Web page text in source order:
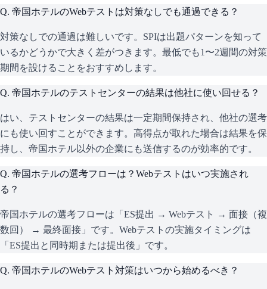
Q. 帝国ホテルのWebテストは対策なしでも通過できる？
対策なしでの通過は難しいです。SPIは出題パターンを知って
いるかどうかで大きく差がつきます。最低でも1〜2週間の対策
期間を設けることをおすすめします。
Q. 帝国ホテルのテストセンターの結果は他社に使い回せる？
はい、テストセンターの結果は一定期間保持され、他社の選考
にも使い回すことができます。高得点が取れた場合は結果を保
持し、帝国ホテル以外の企業にも送信するのが効率的です。
Q. 帝国ホテルの選考フローは？Webテストはいつ実施され
る？
帝国ホテルの選考フローは「ES提出 → Webテスト → 面接（複
数回） → 最終面接」です。Webテストの実施タイミングは
「ES提出と同時期または提出後」です。
Q. 帝国ホテルのWebテスト対策はいつから始めるべき？